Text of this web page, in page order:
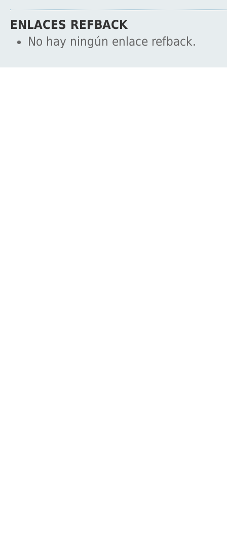
ENLACES REFBACK
No hay ningún enlace refback.